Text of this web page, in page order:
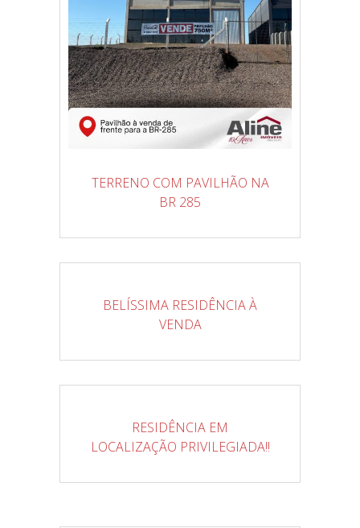
TERRENO COM PAVILHÃO NA
BR 285
BELÍSSIMA RESIDÊNCIA À
VENDA
RESIDÊNCIA EM
LOCALIZAÇÃO PRIVILEGIADA!!